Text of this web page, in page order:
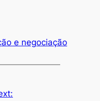
e negociação